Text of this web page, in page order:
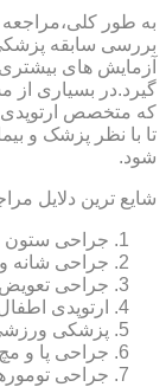
به طور کلی،مراجعه
بررسی سابقه
آزمایش های
گیرد.در بسیاری از
که متخصص ارتوپدی
تا با نظر پزشک و
شود.
شایع ترین دلایل
جراحی ستون
جراحی شانه
جراحی
ارتوپدی
پزشکی
جراحی پا و مچ
جراحی